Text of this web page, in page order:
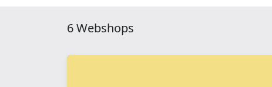
6 Webshops